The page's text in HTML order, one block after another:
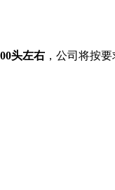
头左右 ，公司将按